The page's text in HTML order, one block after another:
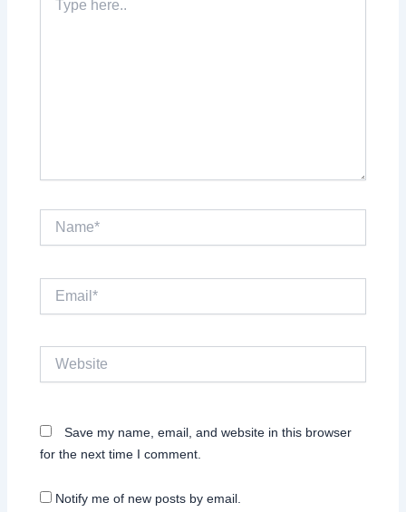
here..
Save my name, email, and website in this browser
for the next time I comment.
Notify me of new posts by email.